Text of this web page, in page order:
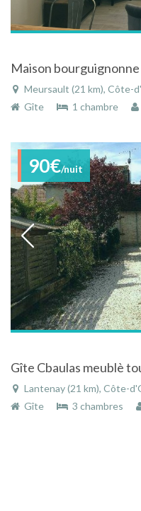
Meursault (21 km), Côte-d'Or,
Gîte
1 chambre
90€/nuit
Lantenay (21 km), Côte-d'Or,
Gîte
3 chambres